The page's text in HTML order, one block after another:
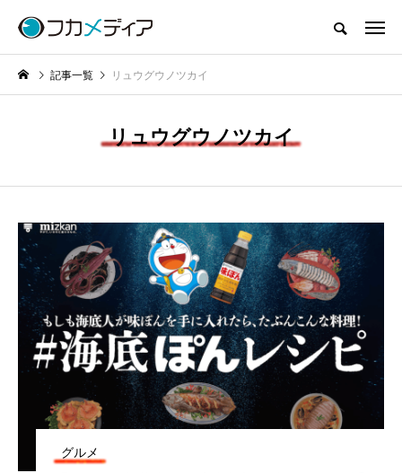
記事一覧 リュウグウノツカイ
リュウグウノツカイ
グルメ